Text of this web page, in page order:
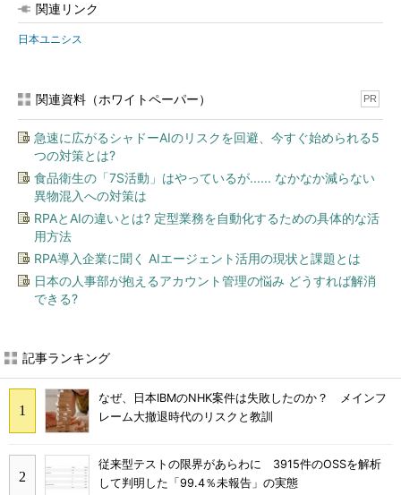
関連リンク
日本ユニシス
関連資料（ホワイトペーパー） PR
急速に広がるシャドーAIのリスクを回避、今すぐ始められる5
つの対策とは?
食品衛生の「7S活動」はやっているが...... なかなか減らない
異物混入への対策は
RPAとAIの違いとは? 定型業務を自動化するための具体的な活
用方法
RPA導入企業に聞く AIエージェント活用の現状と課題とは
日本の人事部が抱えるアカウント管理の悩み どうすれば解消
できる?
記事ランキング
なぜ、日本IBMのNHK案件は失敗したのか？ メインフ
レーム大撤退時代のリスクと教訓
従来型テストの限界があらわに 3915件のOSSを解析
して判明した「99.4％未報告」の実態